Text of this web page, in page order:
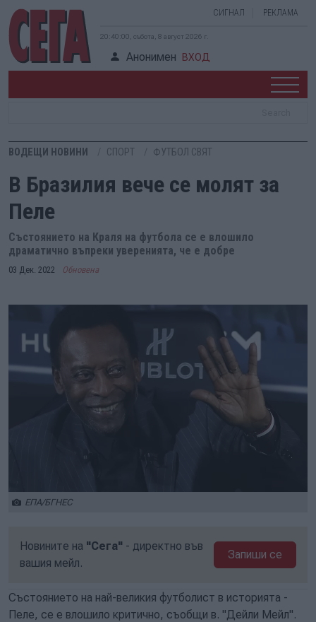
СИГНАЛ РЕКЛАМА
20:40:00, събота, 8 август 2026 г.
Анонимен ВХОД
ВОДЕЩИ НОВИНИ СПОРТ ФУТБОЛ СВЯТ
В Бразилия вече се молят за
Пеле
Състоянието на Краля на футбола се е влошило
драматично въпреки уверенията, че е добре
03 Дек. 2022 Обновена
ЕПА/БГНЕС
Новините на "Сега" - директно във
вашия мейл.
Запиши се
Състоянието на най-великия футболист в историята -
Пеле, се е влошило критично, съобщи в. "Дейли Мейл".